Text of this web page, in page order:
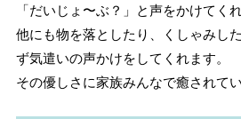
「だいじょ〜ぶ？」と声をかけてく
他にも物を落としたり、くしゃみし
ず気遣いの声かけをしてくれます。
その優しさに家族みんなで癒されて